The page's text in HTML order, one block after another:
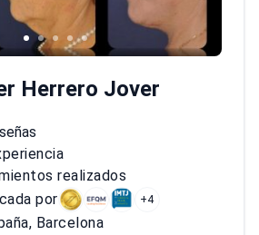
Herrero Jover
realizados
por
+4
Barcelona